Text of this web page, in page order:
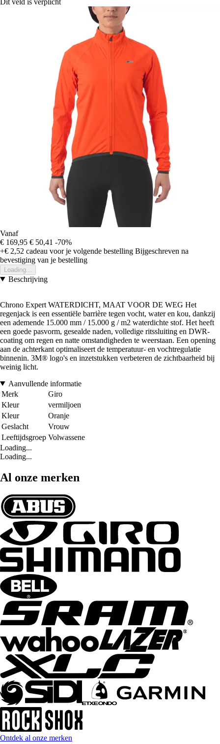
Dit veld is verplicht
Vanaf
€ 169,95 € 50,41 -70%
+€ 2,52 cadeau voor je volgende bestelling Bijgeschreven na
bevestiging van je bestelling
Loading...
Beschrijving
Chrono Expert WATERDICHT, MAAT VOOR DE WEG Het
regenjack is een essentiële barrière tegen vocht, water en kou, dankzij
een ademende 15.000 mm / 15.000 g / m2 waterdichte stof. Het heeft
een goede pasvorm, gesealde naden, volledige ritssluiting en DWR-
coating om regen en natte omstandigheden te weerstaan. Een opening
aan de achterkant optimaliseert de temperatuur- en vochtregulatie
binnenin. 3M® logo's en inzetstukken verbeteren de zichtbaarheid bij
weinig licht.
Aanvullende informatie
Merk
Giro
Kleur
vermiljoen
Kleur
Oranje
Geslacht
Vrouw
Leeftijdsgroep Volwassene
Loading...
Loading...
Al onze merken
Ontdek al onze merken